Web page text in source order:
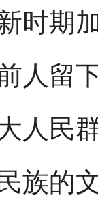
期加
人留
人民
族的